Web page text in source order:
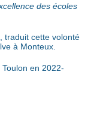
des écoles
traduit cette volonté
à Monteux.
Toulon en 2022-